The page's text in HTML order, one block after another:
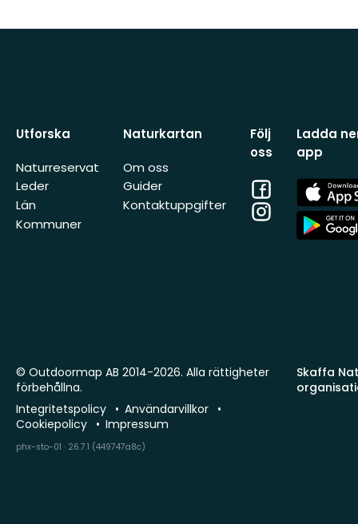
Utforska
Naturreservat
Leder
Län
Kommuner
Naturkartan
Om oss
Guider
Kontaktuppgifter
Följ
oss
Facebook
Instagram
Ladda
app
App
Store
App
Store
Skaffa
© Outdoormap AB 2014-2026. Alla rättigheter
förbehållna.
Integritetspolicy
Användarvillkor
Cookiepolicy
Impressum
phx-sto-01 · 26.7.1 (449747a8c)